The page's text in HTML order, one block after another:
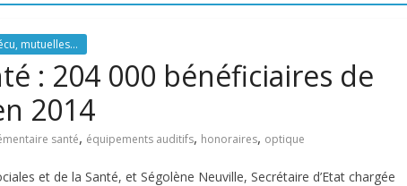
mutuelles...
: 204 000 bénéficiaires de
2014
santé, équipements auditifs, honoraires, optique
et de la Santé, et Ségolène Neuville, Secrétaire d’Etat chargée